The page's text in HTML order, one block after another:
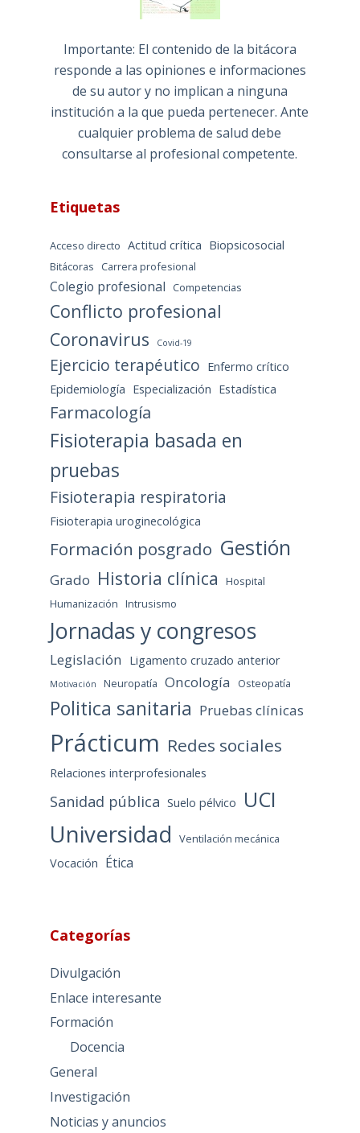
Importante: El contenido de la bitácora
responde a las opiniones e informaciones
de su autor y no implican a ninguna
institución a la que pueda pertenecer. Ante
cualquier problema de salud debe
consultarse al profesional competente.
Etiquetas
Acceso directo Actitud crítica Biopsicosocial
Bitácoras Carrera profesional
Colegio profesional Competencias
Conflicto profesional
Coronavirus
Covid-19
Ejercicio terapéutico Enfermo crítico
Epidemiología Especialización Estadística
Farmacología
Fisioterapia basada en
pruebas
Fisioterapia respiratoria
Fisioterapia uroginecológica
Formación posgrado Gestión
Grado Historia clínica
Hospital
Humanización Intrusismo
Jornadas y congresos
Legislación Ligamento cruzado anterior
Motivación Neuropatía Oncología Osteopatía
Politica sanitaria Pruebas clínicas
Prácticum Redes sociales
Relaciones interprofesionales
Sanidad pública Suelo pélvico UCI
Universidad Ventilación mecánica
Vocación Ética
Categorías
Divulgación
Enlace interesante
Formación
Docencia
General
Investigación
Noticias y anuncios